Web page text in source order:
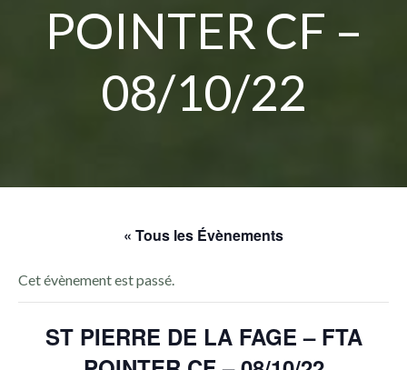
POINTER CF –
08/10/22
« Tous les Évènements
Cet évènement est passé.
ST PIERRE DE LA FAGE – FTA